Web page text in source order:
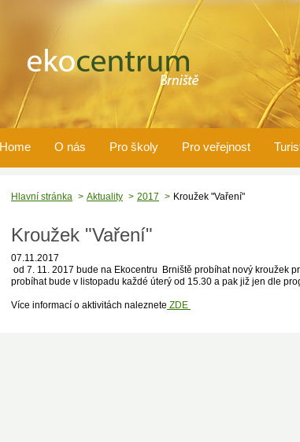
Home O nás Pro školy Pro veřejnost
Hlavní stránka Aktuality 2017 Kroužek "Vaření"
Kroužek "Vaření"
07.11.2017
od 7. 11. 2017 bude na Ekocentru Brniště probíhat nový kroužek
probíhat bude v listopadu každé úterý od 15.30 a pak již jen dle
Více informací o aktivitách naleznete ZDE